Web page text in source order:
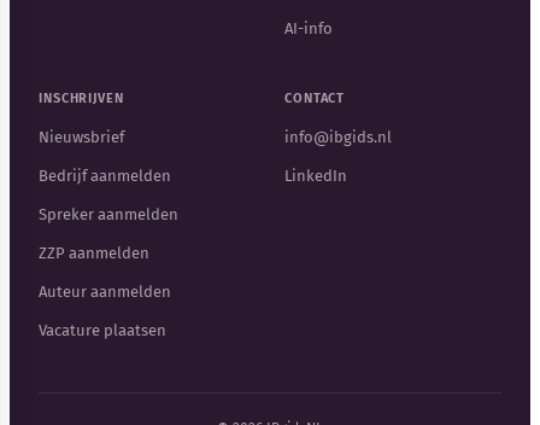
AI-info
INSCHRIJVEN
Nieuwsbrief
Bedrijf aanmelden
Spreker aanmelden
ZZP aanmelden
Auteur aanmelden
Vacature plaatsen
CONTACT
info@ibgids.nl
LinkedIn